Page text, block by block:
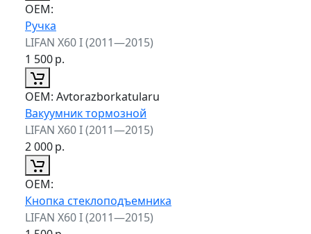
ОЕМ:
Ручка
LIFAN X60 I (2011—2015)
1 500р.
ОЕМ: Avtorazborkatularu
Вакуумник тормозной
LIFAN X60 I (2011—2015)
2 000р.
ОЕМ:
Кнопка стеклоподъемника
LIFAN X60 I (2011—2015)